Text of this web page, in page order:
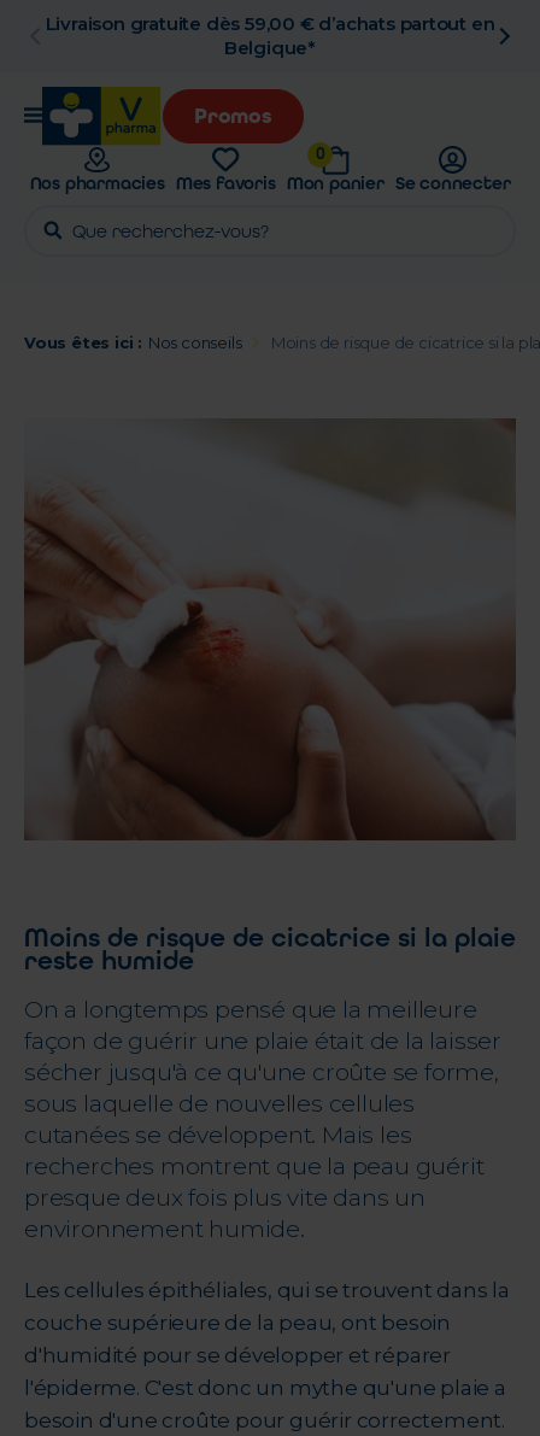
Retrait en pharmacie gratuit
Promos
Nos pharmacies Mes favoris
0
Mon panier Se connecter
Vous êtes ici : Nos conseils Moins de risque de cicatrice si la
Moins de risque de cicatrice si la plaie
reste humide
On a longtemps pensé que la meilleure
façon de guérir une plaie était de la laisser
sécher jusqu'à ce qu'une croûte se forme,
sous laquelle de nouvelles cellules
cutanées se développent. Mais les
recherches montrent que la peau guérit
presque deux fois plus vite dans un
environnement humide.
Les cellules épithéliales, qui se trouvent dans la
couche supérieure de la peau, ont besoin
d'humidité pour se développer et réparer
l'épiderme. C'est donc un mythe qu'une plaie a
besoin d'une croûte pour guérir correctement.